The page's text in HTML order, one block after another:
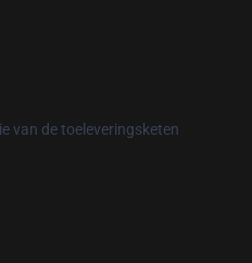
van de toeleveringsketen